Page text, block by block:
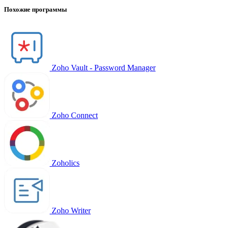
Похожие программы
Zoho Vault - Password Manager
Zoho Connect
Zoholics
Zoho Writer